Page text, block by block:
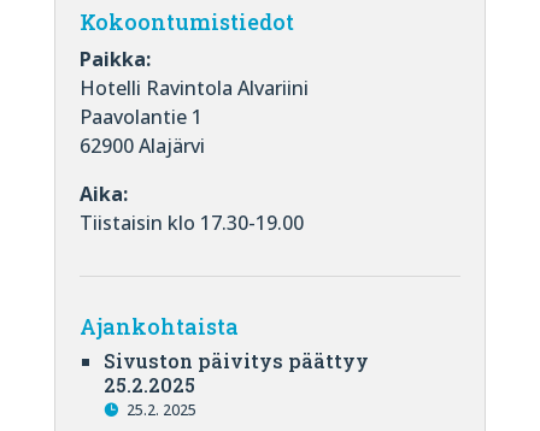
Kokoontumistiedot
Paikka:
Hotelli Ravintola Alvariini
Paavolantie 1
62900 Alajärvi
Aika:
Tiistaisin klo 17.30-19.00
Ajankohtaista
Sivuston päivitys päättyy
25.2.2025
25.2. 2025